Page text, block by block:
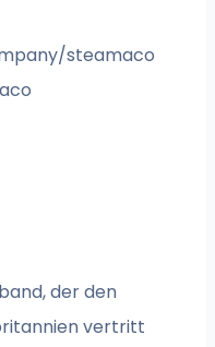
steamaco
der den
vertritt